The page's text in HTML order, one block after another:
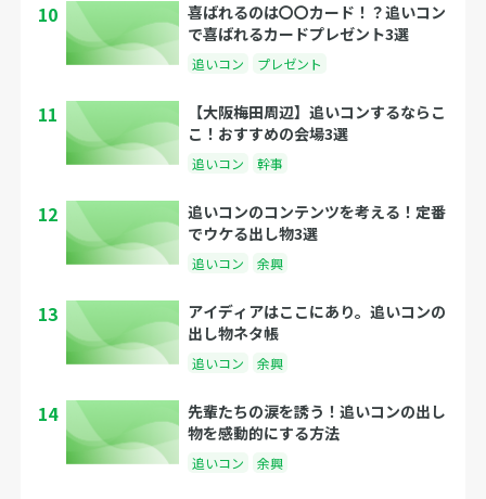
10
喜ばれるのは〇〇カード！？追いコン
で喜ばれるカードプレゼント3選
追いコン プレゼント
11
【大阪梅田周辺】追いコンするならこ
こ！おすすめの会場3選
追いコン 幹事
12
追いコンのコンテンツを考える！定番
でウケる出し物3選
追いコン 余興
13
アイディアはここにあり。追いコンの
出し物ネタ帳
追いコン 余興
14
先輩たちの涙を誘う！追いコンの出し
物を感動的にする方法
追いコン 余興